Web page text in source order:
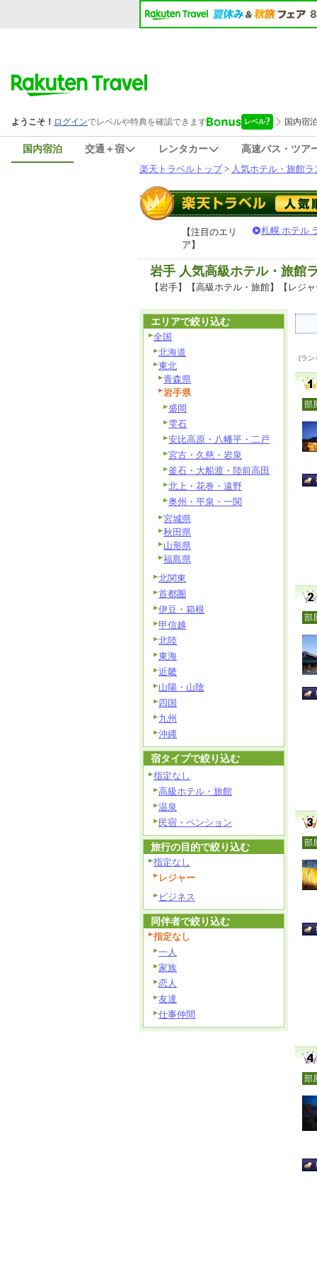
国内宿泊 交通＋宿 レンタカー
高速バス・ツア
楽天トラベルトップ> 人気ホテル・旅館ラ
【注目のエリ
ア】
札幌 ホテル
岩手 人気高級ホテル・旅館
【岩手】【高級ホテル・旅館】【レジ
[ラン
部
部
部
部
エリアで絞り込む
全国
北海道
東北
青森県
岩手県
盛岡
雫石
安比高原・八幡平・二戸
宮古・久慈・岩泉
釜石・大船渡・陸前高田
北上・花巻・遠野
奥州・平泉・一関
宮城県
秋田県
山形県
福島県
北関東
首都圏
伊豆・箱根
甲信越
北陸
東海
近畿
山陽・山陰
四国
九州
沖縄
宿タイプで絞り込む
指定なし
高級ホテル・旅館
温泉
民宿・ペンション
旅行の目的で絞り込む
指定なし
レジャー
ビジネス
同伴者で絞り込む
指定なし
一人
家族
恋人
友達
仕事仲間